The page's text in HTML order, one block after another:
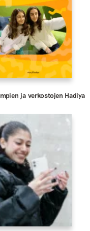
ja verkostojen Hadiya